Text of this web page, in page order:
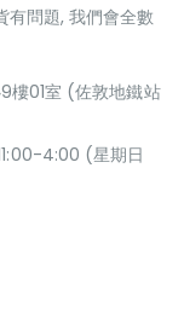
有問題, 我們會全數
樓01室 (佐敦地鐵站
4:00 (星期日